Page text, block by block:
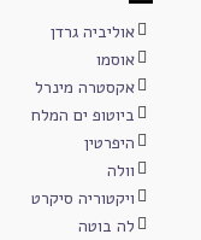
אוליביה גרדן
אוסמו
אקסטרה מינרל
ביוטופ ים המלח
היפרטין
וולה
ויקטוריה סיקרט
לה בוטה